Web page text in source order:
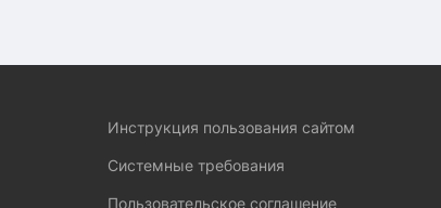
Инструкция пользования сайтом
Системные требования
Пользовательское соглашение